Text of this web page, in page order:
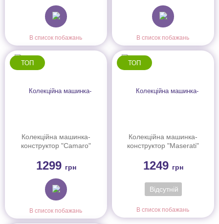
В список побажань В список побажань
ТОП
Колекційна машинка-
конструктор "Camaro"
Shop, JFT16
1299 грн
В список побажань
ТОП
Колекційна машинка-
конструктор "Maserati"
Shop, JFR90
1249 грн
Відсутній
В список побажань